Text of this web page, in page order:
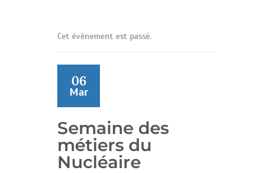
Cet évènement est passé.
06
Mar
Semaine des
métiers du
Nucléaire